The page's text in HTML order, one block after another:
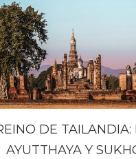
DE TAILANDIA:
AYUTTHAYA Y